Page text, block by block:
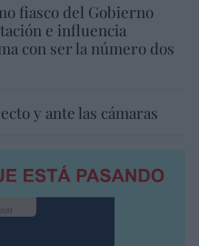
fiasco del Gobierno
e influencia
con ser la número dos
y ante las cámaras